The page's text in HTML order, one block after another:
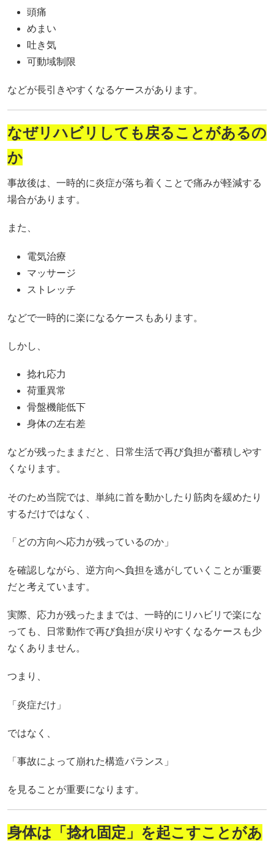
頭痛
めまい
吐き気
可動域制限
などが長引きやすくなるケースがあります。
なぜリハビリしても戻ることがあるの
か
事故後は、一時的に炎症が落ち着くことで痛みが軽減する
場合があります。
また、
電気治療
マッサージ
ストレッチ
などで一時的に楽になるケースもあります。
しかし、
捻れ応力
荷重異常
骨盤機能低下
身体の左右差
などが残ったままだと、日常生活で再び負担が蓄積しやす
くなります。
そのため当院では、単純に首を動かしたり筋肉を緩めたり
するだけではなく、
「どの方向へ応力が残っているのか」
を確認しながら、逆方向へ負担を逃がしていくことが重要
だと考えています。
実際、応力が残ったままでは、一時的にリハビリで楽にな
っても、日常動作で再び負担が戻りやすくなるケースも少
なくありません。
つまり、
「炎症だけ」
ではなく、
「事故によって崩れた構造バランス」
を見ることが重要になります。
身体は「捻れ固定」を起こすことがあ